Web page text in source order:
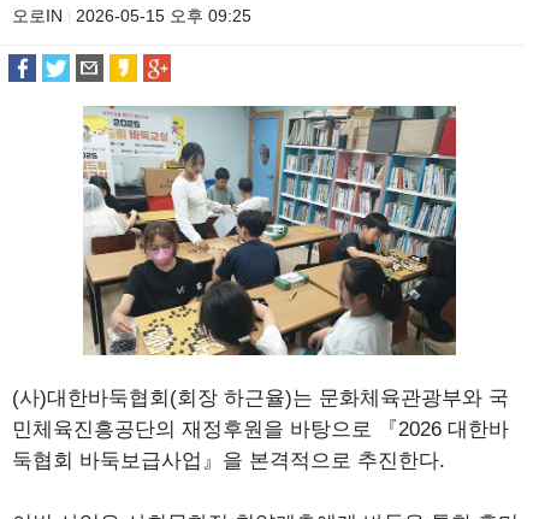
오로IN
2026-05-15 오후 09:25
(사)대한바둑협회(회장 하근율)는 문화체육관광부와 국
민체육진흥공단의 재정후원을 바탕으로 『2026 대한바
둑협회 바둑보급사업』을 본격적으로 추진한다.